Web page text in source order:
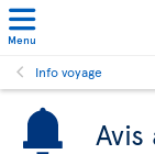
Menu
Info voyage
Avis